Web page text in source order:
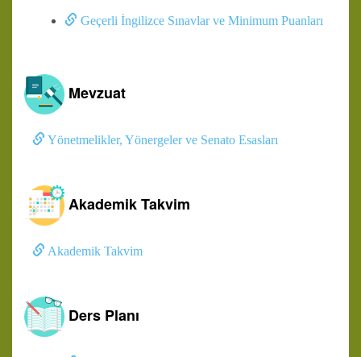
Geçerli İngilizce Sınavlar ve Minimum Puanları
Mevzuat
Yönetmelikler, Yönergeler ve Senato Esasları
Akademik Takvim
Akademik Takvim
Ders Planı